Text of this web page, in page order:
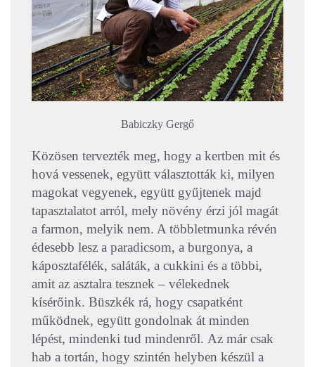
Babiczky Gergő
Közösen tervezték meg, hogy a kertben mit és
hová vessenek, együtt választották ki, milyen
magokat vegyenek, együtt gyűjtenek majd
tapasztalatot arról, mely növény érzi jól magát
a farmon, melyik nem. A többletmunka révén
édesebb lesz a paradicsom, a burgonya, a
káposztafélék, saláták, a cukkini és a többi,
amit az asztalra tesznek – vélekednek
kísérőink. Büszkék rá, hogy csapatként
működnek, együtt gondolnak át minden
lépést, mindenki tud mindenről. Az már csak
hab a tortán, hogy szintén helyben készül a